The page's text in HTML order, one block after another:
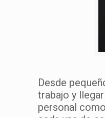
Desde
trabajo y
personal